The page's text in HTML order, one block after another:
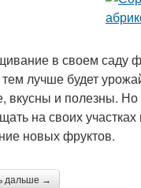
в своем саду
тем лучше будет
вкусны и полезны.
на своих
новых фруктов.
дальше →